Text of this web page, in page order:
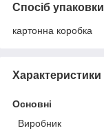
Спосіб упаковки
картонна коробка
Характеристики
Основні
Виробник